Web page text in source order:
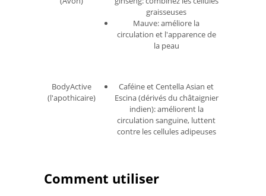
graisseuses
Mauve: améliore la
circulation et l'apparence de
la peau
BodyActive
(l'apothicaire)
Caféine et Centella Asian et
Escina (dérivés du châtaignier
indien): améliorent la
circulation sanguine, luttent
contre les cellules adipeuses
Comment utiliser